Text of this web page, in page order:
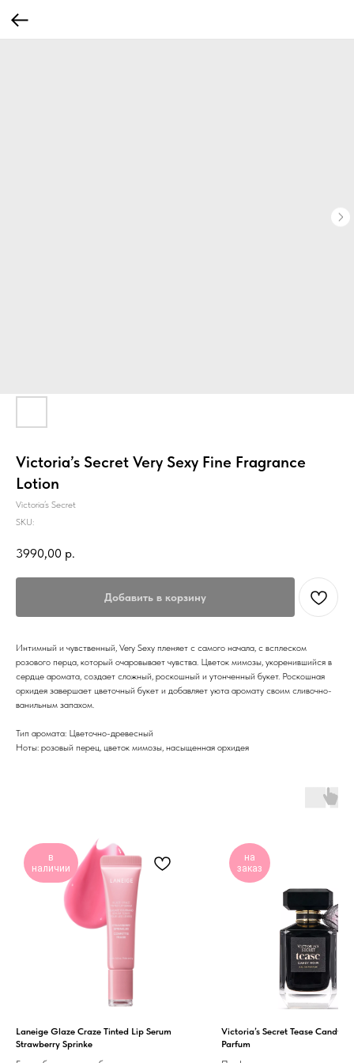
Victoria’s Secret Very Sexy Fine Fragrance
Lotion
Victoria’s Secret
SKU:
3990,00 р.
Добавить в корзину
Интимный и чувственный, Very Sexy пленяет с самого начала, с всплеском
розового перца, который очаровывает чувства. Цветок мимозы, укоренившийся в
сердце аромата, создает сложный, роскошный и утонченный букет. Роскошная
орхидея завершает цветочный букет и добавляет уюта аромату своим сливочно-
ванильным запахом.
Тип аромата: Цветочно-древесный
Ноты: розовый перец, цветок мимозы, насыщенная орхидея
в
наличии
Laneige Glaze Craze Tinted Lip Serum
Strawberry Sprinke
на
заказ
Victoria’s Secret Tease Candy
Parfum